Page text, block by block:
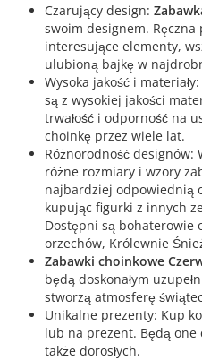
Czarujący design:
swoim designem.
interesujące elementy,
ulubioną bajkę w
Wysoka jakość i
są z wysokiej jakości
trwałość i odporność na
choinkę przez wiele lat.
Różnorodność designów:
różne rozmiary i wzory
najbardziej odpowiednią
kupując figurki z innych
Dostępni są bohaterowie
orzechów, Królewnie
Zabawki choinkowe
będą doskonałym
stworzą atmosferę
Unikalne prezenty: Kup
lub na prezent. Będą one
także dorosłych.